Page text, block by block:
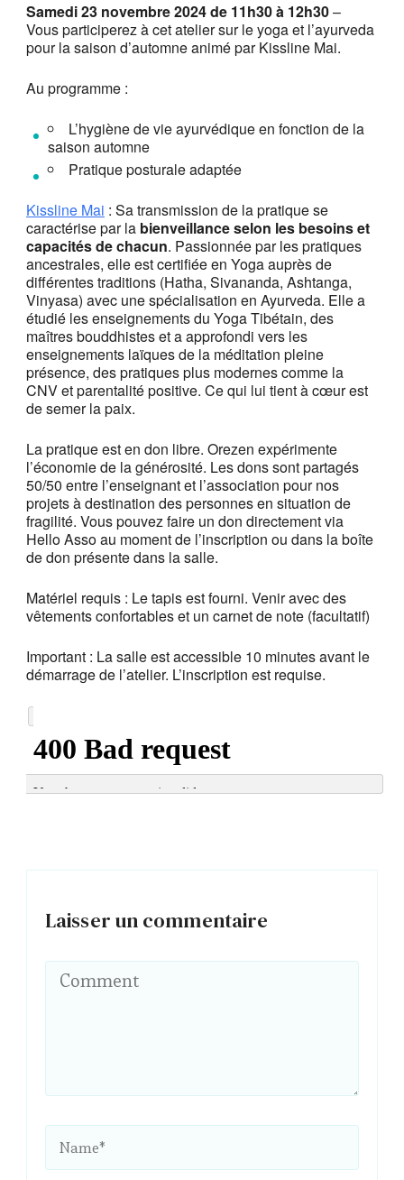
Samedi 23 novembre 2024 de 11h30 à 12h30–
Vous participerez à cet atelier sur le yoga et l’ayurveda
pour la saison d’automne animé par Kissline Mai.
Au programme :
L’hygiène de vie ayurvédique en fonction de la
saison automne
Pratique posturale adaptée
Kissline Mai : Sa transmission de la pratique se
caractérise par la bienveillanceselon les besoins et
capacités de chacun. Passionnée par les pratiques
ancestrales, elle est certifiée en Yoga auprès de
différentes traditions (Hatha, Sivananda, Ashtanga,
Vinyasa) avec une spécialisation en Ayurveda. Elle a
étudié les enseignements du Yoga Tibétain, des
maîtres bouddhistes et a approfondi vers les
enseignements laïques de la méditation pleine
présence, des pratiques plus modernes comme la
CNV et parentalité positive. Ce qui lui tient à cœur est
de semer la paix.
La pratique est en don libre. Orezen expérimente
l’économie de la générosité. Les dons sont partagés
50/50 entre l’enseignant et l’association pour nos
projets à destination des personnes en situation de
fragilité. Vous pouvez faire un don directement via
Hello Asso au moment de l’inscription ou dans la boîte
de don présente dans la salle.
Matériel requis : Le tapis est fourni. Venir avec des
vêtements confortables et un carnet de note (facultatif)
Important : La salle est accessible 10 minutes avant le
démarrage de l’atelier. L’inscription est requise.
Laisser un commentaire